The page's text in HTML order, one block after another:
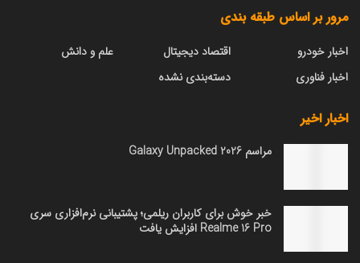
مرور بر اساس طبقه بندی
اخبار خودرو
اخبار فناوری
اقتصاد دیجیتال
دسته‌بندی نشده
علم و دانش
اخبار اخیر
مراسم Galaxy Unpacked 2026
خبر خوش برای کاربران ریلمی؛ پشتیبانی نرم‌افزاری سری
Realme 16 Pro افزایش یافت